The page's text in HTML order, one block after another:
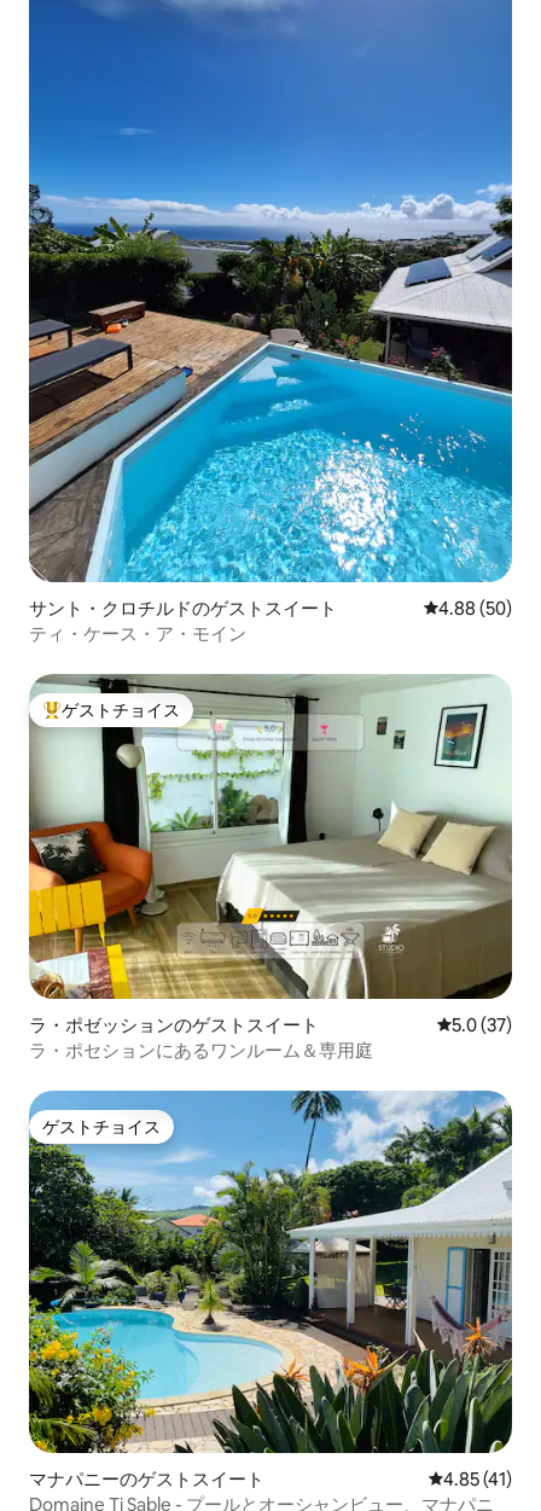
サント・クロチルドのゲストスイート レビュー50
4.88 (50)
ティ・ケース・ア・モイン
大好評のゲストチョイスです。
ゲストチョイス
ラ・ポゼッションのゲストスイート レビュー37
5.0 (37)
ラ・ポセションにあるワンルーム＆専用庭
ゲストチョイス
ゲストチョイス
マナパニーのゲストスイート レビュー41
4.85 (41)
Domaine Ti Sable - プールとオーシャンビュー、マナパニ